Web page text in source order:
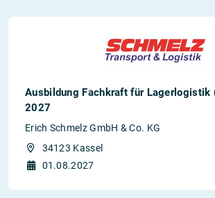
Ausbildung Fachkraft für Lagerlogistik
2027
Erich Schmelz GmbH & Co. KG
34123 Kassel
01.08.2027